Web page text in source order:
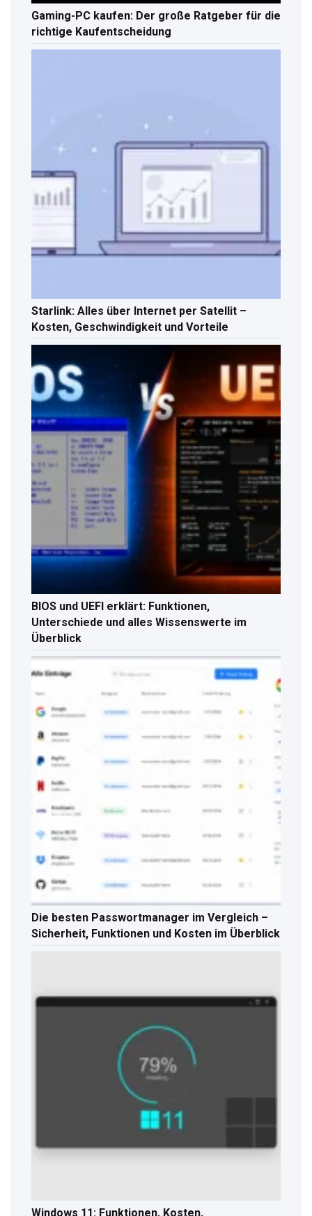
Gaming-PC kaufen: Der große Ratgeber für die
richtige Kaufentscheidung
Starlink: Alles über Internet per Satellit –
Kosten, Geschwindigkeit und Vorteile
BIOS und UEFI erklärt: Funktionen,
Unterschiede und alles Wissenswerte im
Überblick
Die besten Passwortmanager im Vergleich –
Sicherheit, Funktionen und Kosten im Überblick
Windows 11: Funktionen, Kosten,